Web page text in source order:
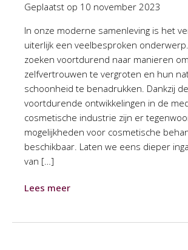
Geplaatst op 10 november 2023
In onze moderne samenleving is het
uiterlijk een veelbesproken
zoeken voortdurend naar manieren
zelfvertrouwen te vergroten en hun
schoonheid te benadrukken. Dankzij de
voortdurende ontwikkelingen in de
cosmetische industrie zijn er
mogelijkheden voor cosmetische
beschikbaar. Laten we eens dieper
van […]
Lees meer